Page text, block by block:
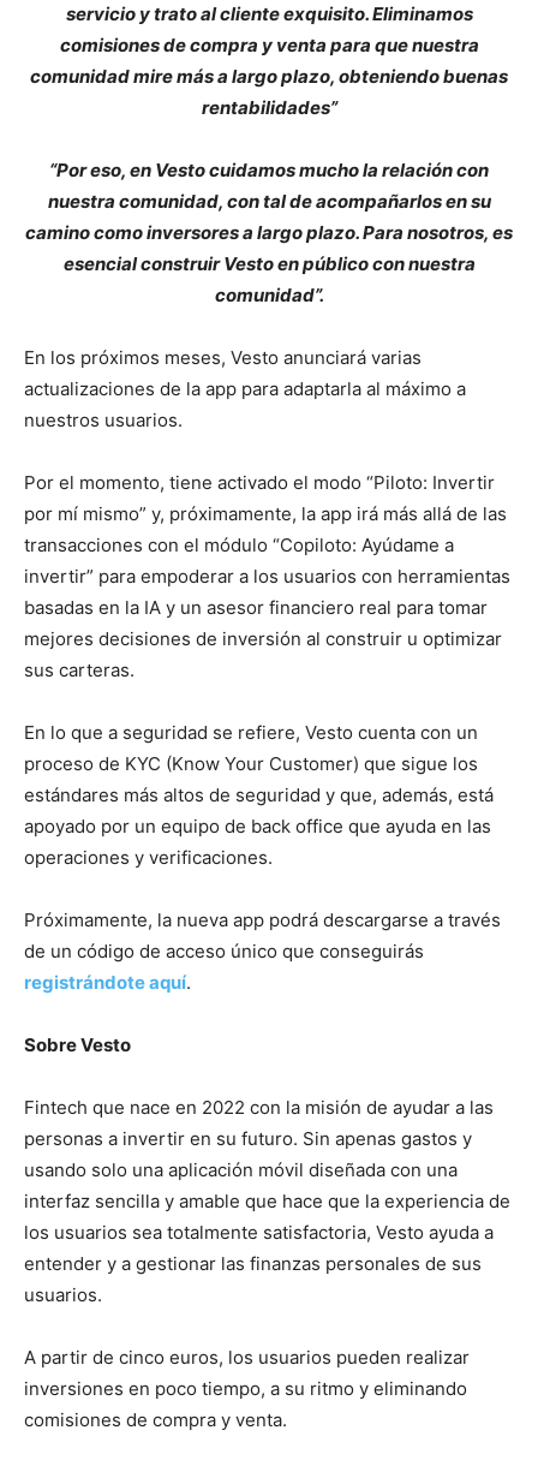
servicio y trato al cliente exquisito. Eliminamos
comisiones de compra y venta para que nuestra
comunidad mire más a largo plazo, obteniendo buenas
rentabilidades”
“Por eso, en Vesto cuidamos mucho la relación con
nuestra comunidad, con tal de acompañarlos en su
camino como inversores a largo plazo. Para nosotros, es
esencial construir Vesto en público con nuestra
comunidad”.
En los próximos meses, Vesto anunciará varias
actualizaciones de la app para adaptarla al máximo a
nuestros usuarios.
Por el momento, tiene activado el modo “Piloto: Invertir
por mí mismo” y, próximamente, la app irá más allá de las
transacciones con el módulo “Copiloto: Ayúdame a
invertir” para empoderar a los usuarios con herramientas
basadas en la IA y un asesor financiero real para tomar
mejores decisiones de inversión al construir u optimizar
sus carteras.
En lo que a seguridad se refiere, Vesto cuenta con un
proceso de KYC (Know Your Customer) que sigue los
estándares más altos de seguridad y que, además, está
apoyado por un equipo de back office que ayuda en las
operaciones y verificaciones.
Próximamente, la nueva app podrá descargarse a través
de un código de acceso único que conseguirás
registrándote aquí.
Sobre Vesto
Fintech que nace en 2022 con la misión de ayudar a las
personas a invertir en su futuro. Sin apenas gastos y
usando solo una aplicación móvil diseñada con una
interfaz sencilla y amable que hace que la experiencia de
los usuarios sea totalmente satisfactoria, Vesto ayuda a
entender y a gestionar las finanzas personales de sus
usuarios.
A partir de cinco euros, los usuarios pueden realizar
inversiones en poco tiempo, a su ritmo y eliminando
comisiones de compra y venta.